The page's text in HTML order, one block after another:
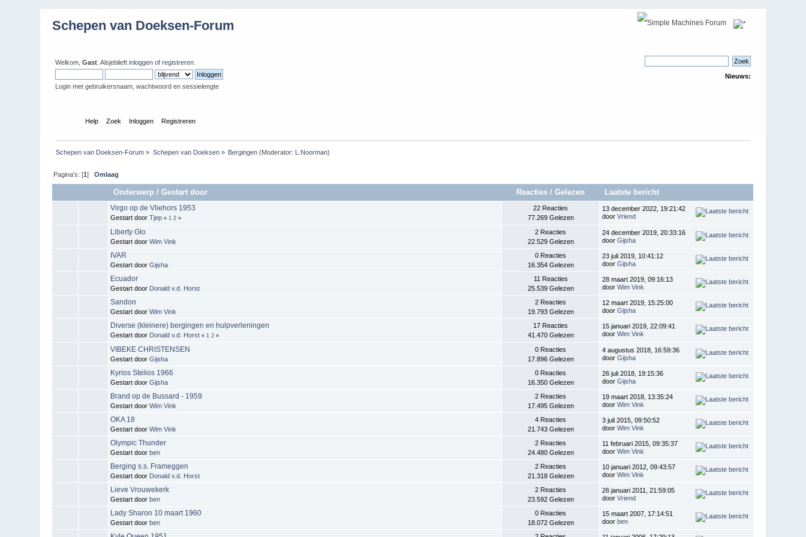
Schepen van Doeksen-Forum
Welkom,Gast . Alsjeblieftinloggen ofregistreren
Login met gebruikersnaam, wachtwoord en sessielengte
Nieuws:
Help Zoek Inloggen Registreren
Schepen van Doeksen-Forum » Schepen van Doeksen» Bergingen (Moderator: L.Noorman)
Pagina's: [1]Omlaag
Onderwerp /Gestart door Reacties/ Gelezen Laatste bericht
Virgo op de Vliehors 1953
Gestart doorTjep « 1 2 »
22 Reacties
77.269 Gelezen
13 december 2022, 19:21:42
doorVriend
Liberty Glo
Gestart doorWim Vink
2 Reacties
22.529 Gelezen
24 december 2019, 20:33:16
doorGijsha
IVAR
Gestart doorGijsha
0 Reacties
16.354 Gelezen
23 juli 2019, 10:41:12
doorGijsha
Ecuador
Gestart door Donald v.d. Horst
11 Reacties
25.539 Gelezen
28 maart 2019, 09:16:13
doorWim Vink
Sandon
Gestart doorWim Vink
2 Reacties
19.793 Gelezen
12 maart 2019, 15:25:00
doorGijsha
Diverse (kleinere) bergingen en hulpverleningen
Gestart door Donald v.d. Horst « 1 2 »
17 Reacties
41.470 Gelezen
15 januari 2019, 22:09:41
doorWim Vink
VIBEKE CHRISTENSEN
Gestart doorGijsha
0 Reacties
17.896 Gelezen
4 augustus 2018, 16:59:36
doorGijsha
Kyrios Stelios 1966
Gestart doorGijsha
0 Reacties
16.350 Gelezen
26 juli 2018, 19:15:36
doorGijsha
Brand op de Bussard - 1959
Gestart doorWim Vink
2 Reacties
17.495 Gelezen
19 maart 2018, 13:35:24
doorWim Vink
OKA 18
Gestart doorWim Vink
4 Reacties
21.743 Gelezen
3 juli 2015, 09:50:52
doorWim Vink
Olympic Thunder
Gestart doorben
2 Reacties
24.480 Gelezen
11 februari 2015, 09:35:37
doorWim Vink
Berging s.s. Frameggen
Gestart door Donald v.d. Horst
2 Reacties
21.318 Gelezen
10 januari 2012, 09:43:57
doorWim Vink
Lieve Vrouwekerk
Gestart doorben
2 Reacties
23.592 Gelezen
26 januari 2011, 21:59:05
doorVriend
Lady Sharon 10 maart 1960
Gestart doorben
0 Reacties
18.072 Gelezen
15 maart 2007, 17:14:51
doorben